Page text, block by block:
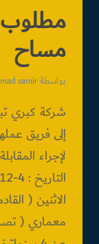
مساح
بواسطةsamir
شركة كبري
إلى فريق
لإجراء
الاثنين (
معماري (